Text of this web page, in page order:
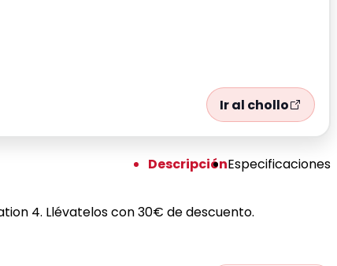
Ir al chollo
DescripciónEspecificaciones
4. Llévatelos con 30€ de descuento.